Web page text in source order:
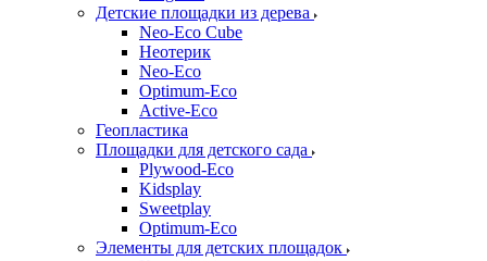
Детские площадки из дерева
Neo-Eco Cube
Неотерик
Neo-Eco
Оptimum-Еco
Active-Eco
Геопластика
Площадки для детского сада
Plywood-Eco
Kidsplay
Sweetplay
Оptimum-Еco
Элементы для детских площадок